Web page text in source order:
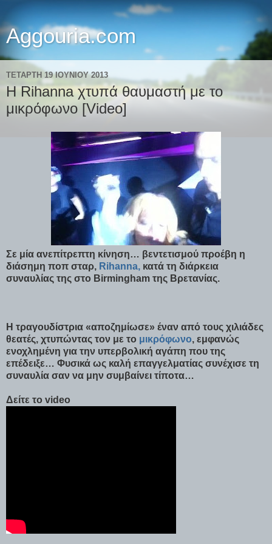
Aggouria.com
ΤΕΤΆΡΤΗ 19 ΙΟΥΝΊΟΥ 2013
Η Rihanna χτυπά θαυμαστή με το
μικρόφωνο [Video]
Σε μία ανεπίτρεπτη κίνηση… βεντετισμού προέβη η
διάσημη ποπ σταρ, Rihanna, κατά τη διάρκεια
συναυλίας της στο Birmingham της Βρετανίας.
Η τραγουδίστρια «αποζημίωσε» έναν από τους χιλιάδες
θεατές, χτυπώντας τον με το μικρόφωνο, εμφανώς
ενοχλημένη για την υπερβολική αγάπη που της
επέδειξε… Φυσικά ως καλή επαγγελματίας συνέχισε τη
συναυλία σαν να μην συμβαίνει τίποτα…
Δείτε το video